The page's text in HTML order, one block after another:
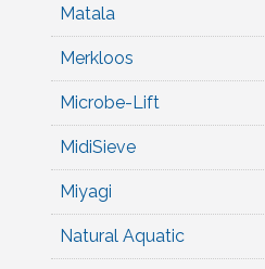
Matala
Merkloos
Microbe-Lift
MidiSieve
Miyagi
Natural Aquatic